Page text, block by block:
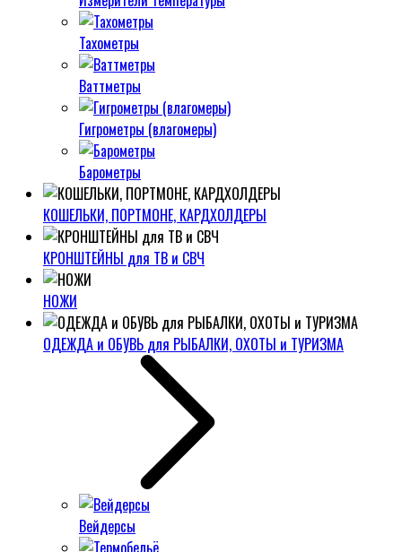
Тахометры
Ваттметры
Гигрометры (влагомеры)
Барометры
КОШЕЛЬКИ, ПОРТМОНЕ, КАРДХОЛДЕРЫ
КРОНШТЕЙНЫ для ТВ и СВЧ
НОЖИ
ОДЕЖДА и ОБУВЬ для РЫБАЛКИ, ОХОТЫ и ТУРИЗМА
Вейдерсы